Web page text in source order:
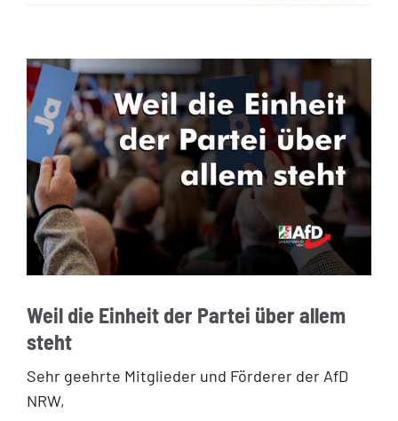
Weil die Einheit der Partei über allem
steht
Sehr geehrte Mitglieder und Förderer der AfD
NRW,